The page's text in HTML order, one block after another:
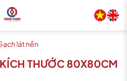
lát nền
THƯỚC 80X80CM